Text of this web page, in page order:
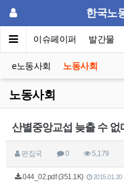
한국노
포럼 이슈페이퍼 발간물
e노동사회 노동사회
노동사회
산별중앙교섭 늦출 수 없
편집국 0 5,179
044_02.pdf (351.1K) 2015.01.20